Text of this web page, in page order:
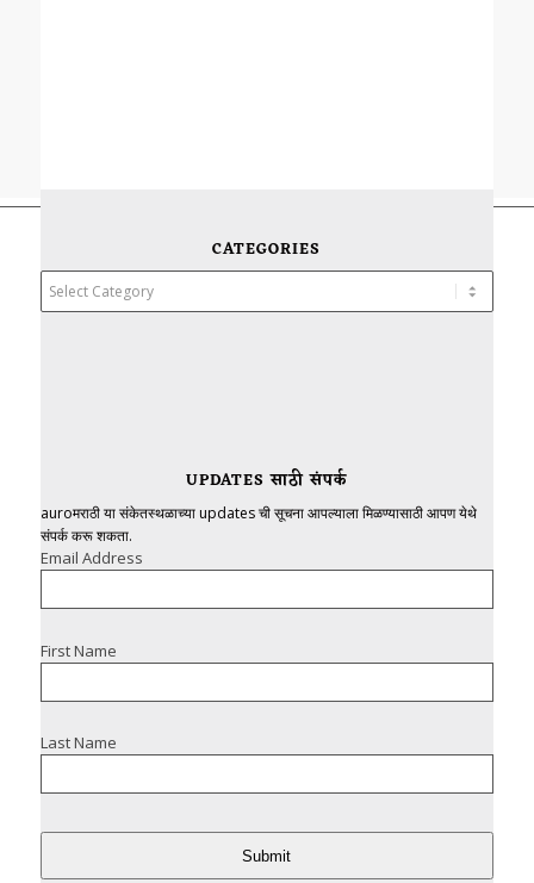
CATEGORIES
UPDATES साठी संपर्क
auroमराठी या संकेतस्थळाच्या updates ची सूचना आपल्याला मिळण्यासाठी आपण येथे
संपर्क करू शकता.
Email Address
First Name
Last Name
Submit